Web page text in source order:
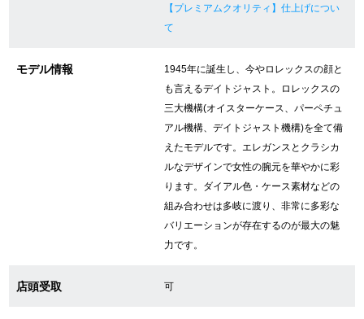
GINZA RASIN公式ブログ
買取ブログ
SNS・動画
【プレミアムクオリティ】仕上げについ
て
モデル情報
1945年に誕生し、今やロレックスの顔と
も言えるデイトジャスト。ロレックスの
三大機構(オイスターケース、パーペチュ
アル機構、デイトジャスト機構)を全て備
えたモデルです。エレガンスとクラシカ
ルなデザインで女性の腕元を華やかに彩
ります。ダイアル色・ケース素材などの
組み合わせは多岐に渡り、非常に多彩な
バリエーションが存在するのが最大の魅
力です。
店頭受取 可